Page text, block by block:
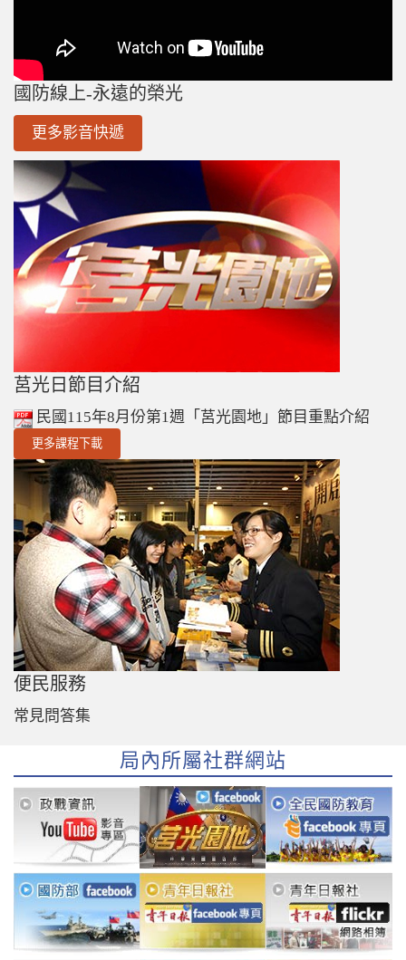
國防線上-永遠的榮光
更多影音快遞
莒光日節目介紹
民國115年8月份第1週「莒光園地」節目重點介紹
更多課程下載
便民服務
常見問答集
局內所屬社群網站